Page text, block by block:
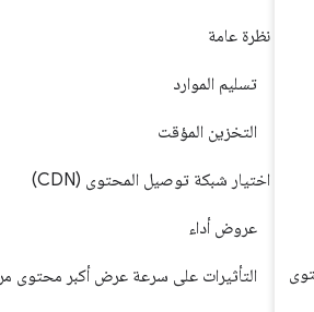
نظرة عامة
تسليم الموارد
التخزين المؤقت
اختيار شبكة توصيل المحتوى (CDN)
عروض أداء
التأثيرات على سرعة عرض أكبر محتوى مرئي (LCP)